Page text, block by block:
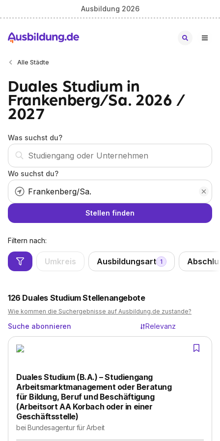
Ausbildung 2026
Alle Städte
Duales Studium in
Frankenberg/Sa. 2026 /
2027
Was suchst du?
Wo suchst du?
Stellen finden
Filtern nach:
Umkreis Ausbildungsart 1
126 Duales Studium Stellenangebote
Wie kommen die Suchergebnisse auf Ausbildung.de zustande?
Suche abonnieren Relevanz
Duales Studium (B.A.) – Studiengang
Arbeitsmarktmanagement oder Beratung
für Bildung, Beruf und Beschäftigung
(Arbeitsort AA Korbach oder in einer
Geschäftsstelle)
beiBundesagentur für Arbeit